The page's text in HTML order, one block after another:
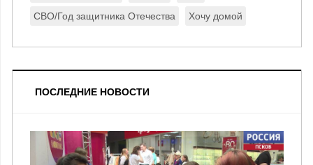
СВО/Год защитника Отечества Хочу домой
ПОСЛЕДНИЕ НОВОСТИ